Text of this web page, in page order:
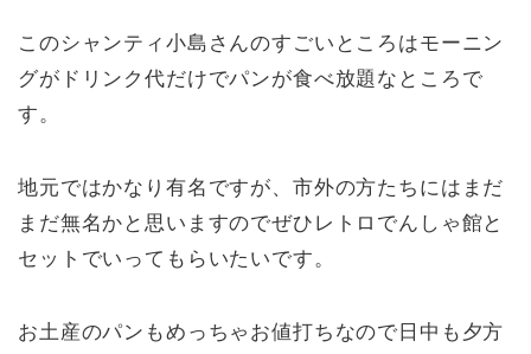
このシャンティ小島さんのすごいところはモーニン
グがドリンク代だけでパンが食べ放題なところで
す。
地元ではかなり有名ですが、市外の方たちにはまだ
まだ無名かと思いますのでぜひレトロでんしゃ館と
セットでいってもらいたいです。
お土産のパンもめっちゃお値打ちなので日中も夕方